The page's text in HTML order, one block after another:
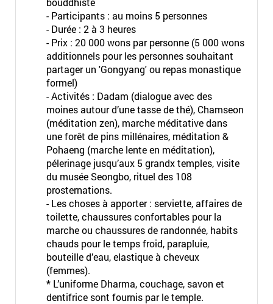
- Participants : au moins 5 personnes
- Durée : 2 à 3 heures
- Prix : 20 000 wons par personne (5 000 wons
additionnels pour les personnes souhaitant
partager un 'Gongyang' ou repas monastique
formel)
- Activités : Dadam (dialogue avec des
moines autour d’une tasse de thé), Chamseon
(méditation zen), marche méditative dans
une forêt de pins millénaires, méditation &
Pohaeng (marche lente en méditation),
pélerinage jusqu’aux 5 grandx temples, visite
du musée Seongbo, rituel des 108
prosternations.
- Les choses à apporter : serviette, affaires de
toilette, chaussures confortables pour la
marche ou chaussures de randonnée, habits
chauds pour le temps froid, parapluie,
bouteille d’eau, elastique à cheveux
(femmes).
* L’uniforme Dharma, couchage, savon et
dentifrice sont fournis par le temple.